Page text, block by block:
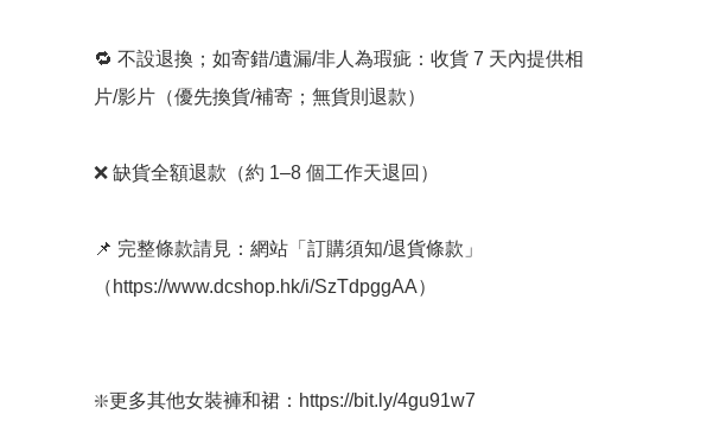
🔁 不設退換；如寄錯/遺漏/非人為瑕疵：收貨 7 天內提供相
片/影片（優先換貨/補寄；無貨則退款）
❌ 缺貨全額退款（約 1–8 個工作天退回）
📌 完整條款請見：網站「訂購須知/退貨條款」
（https://www.dcshop.hk/i/SzTdpggAA）
❇️更多其他女裝褲和裙：https://bit.ly/4gu91w7